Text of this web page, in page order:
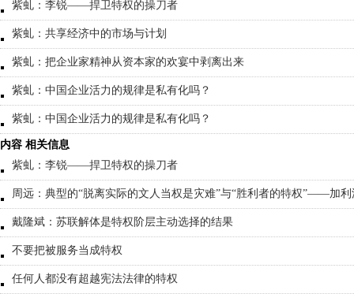
紫虬：李锐——捍卫特权的操刀者
紫虬：共享经济中的市场与计划
紫虬：把企业家精神从资本家的欢宴中剥离出来
紫虬：中国企业活力的规律是私有化吗？
紫虬：中国企业活力的规律是私有化吗？
内容 相关信息
紫虬：李锐——捍卫特权的操刀者
周远：典型的“脱离实际的文人当权是灾难”与“胜利者的特权”——加
戴隆斌：苏联解体是特权阶层主动选择的结果
不要把被服务当成特权
任何人都没有超越宪法法律的特权